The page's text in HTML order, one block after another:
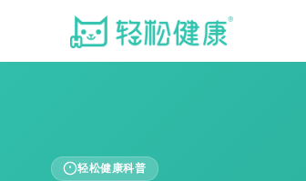
轻松健康科普